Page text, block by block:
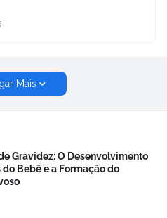
Mais
Gravidez: O Desenvolvimento
Bebê e a Formação do